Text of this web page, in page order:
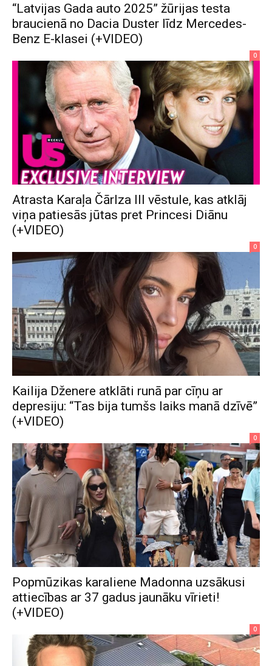
“Latvijas Gada auto 2025” žūrijas testa
braucienā no Dacia Duster līdz Mercedes-
Benz E-klasei (+VIDEO)
0
Atrasta Karaļa Čārlza III vēstule, kas atklāj
viņa patiesās jūtas pret Princesi Diānu
(+VIDEO)
0
Kailija Dženere atklāti runā par cīņu ar
depresiju: “Tas bija tumšs laiks manā dzīvē”
(+VIDEO)
0
Popmūzikas karaliene Madonna uzsākusi
attiecības ar 37 gadus jaunāku vīrieti!
(+VIDEO)
0